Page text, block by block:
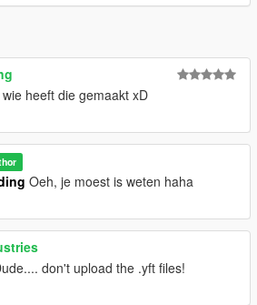
heeft die gemaakt xD
Oeh, je moest is weten haha
don't upload the .yft files!